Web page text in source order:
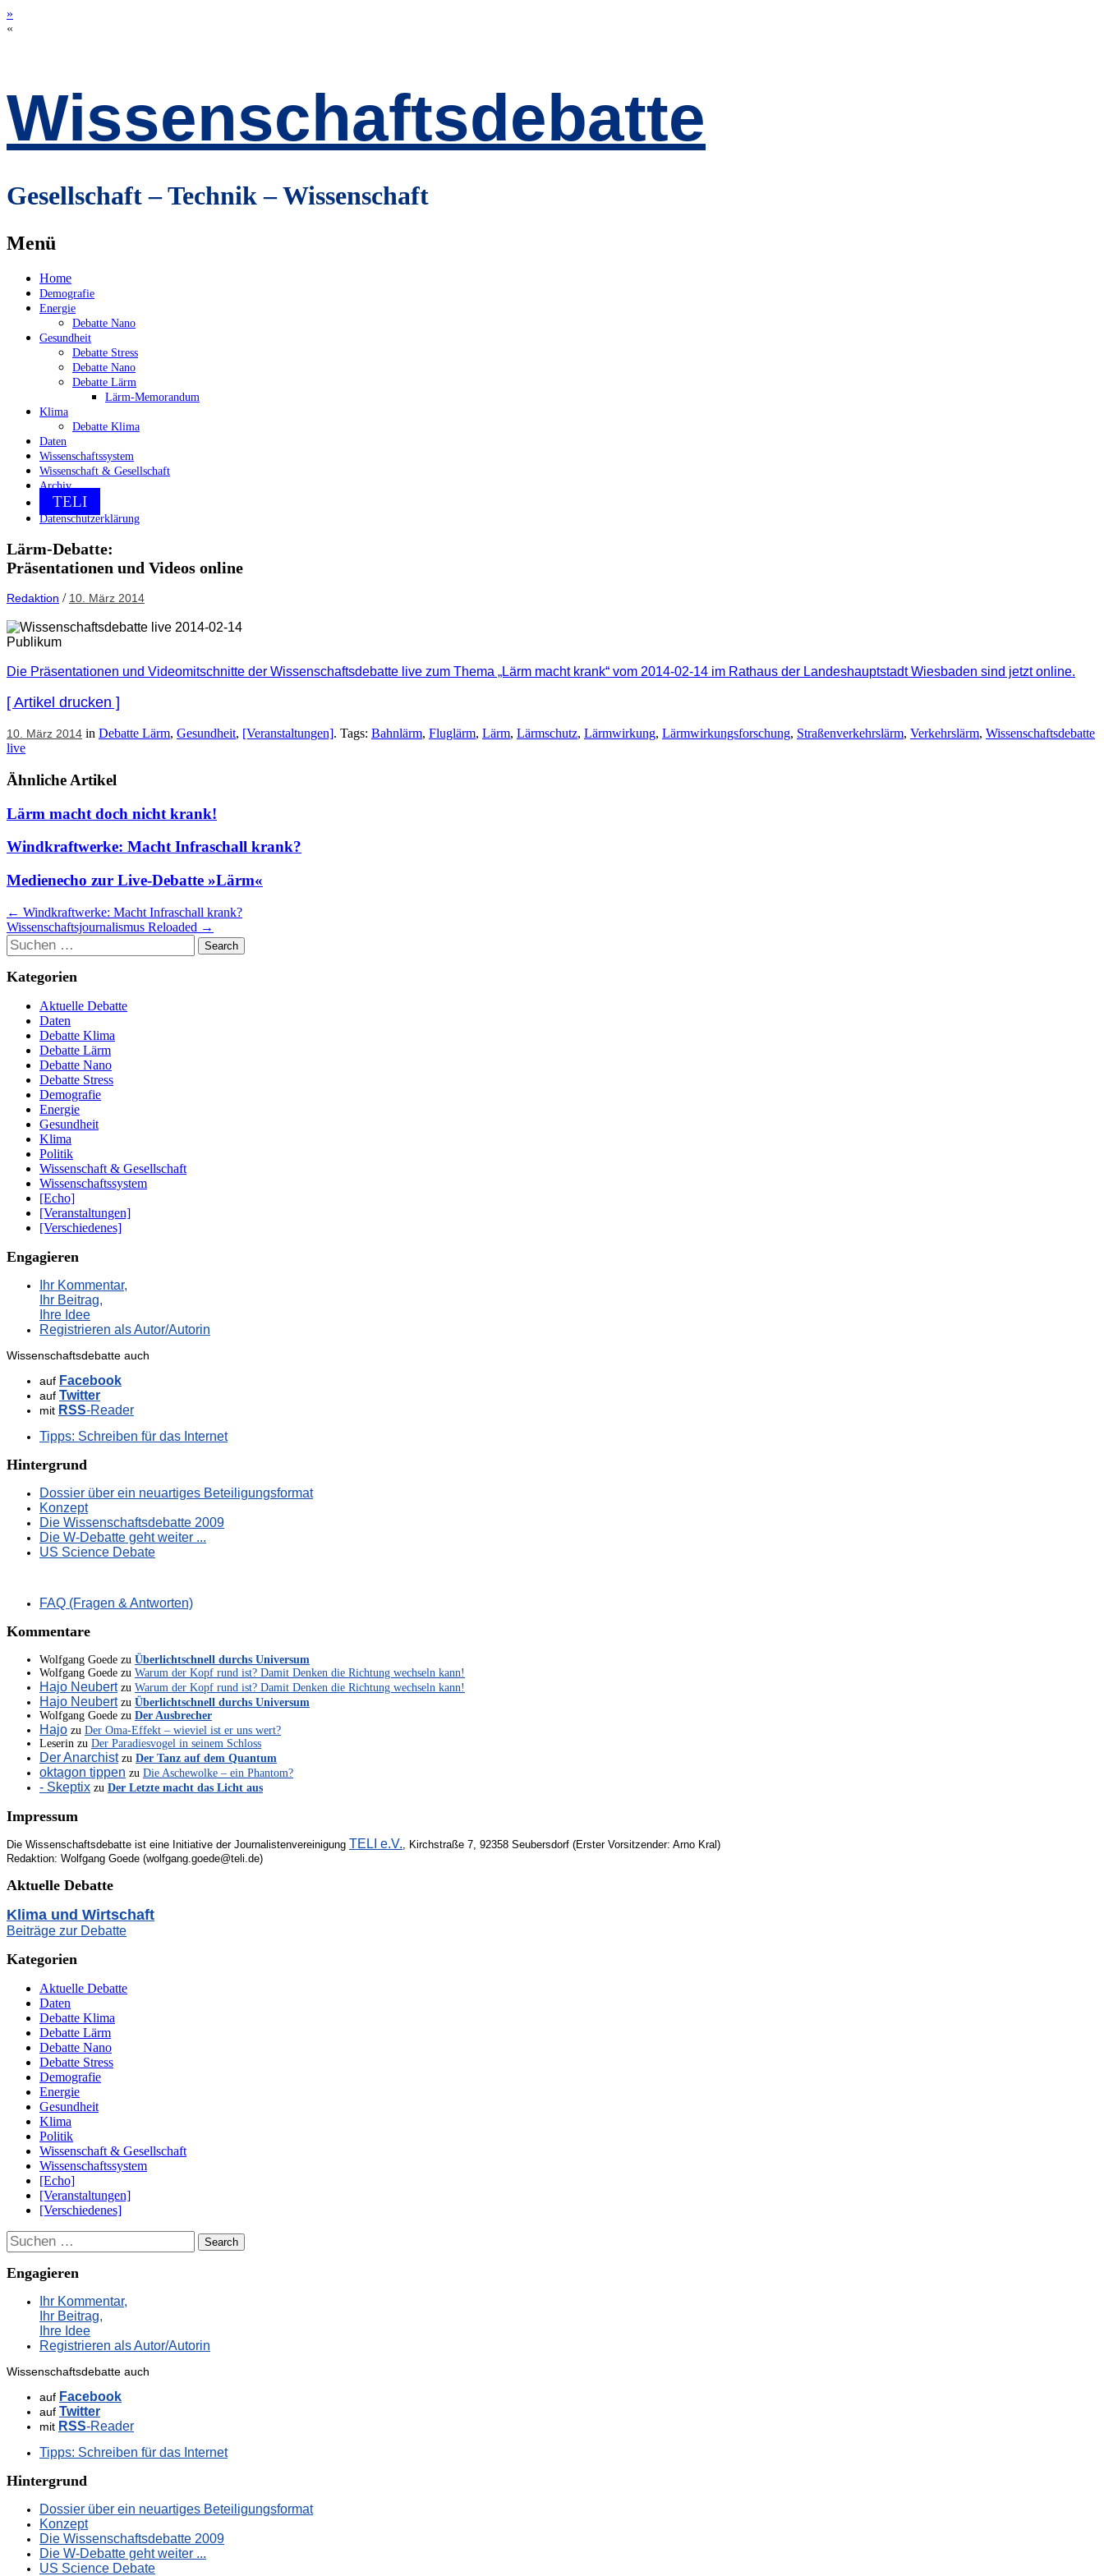
»
«
Wissenschaftsdebatte
Gesellschaft – Technik – Wissenschaft
Menü
Zum
Inhalt
springen
Home
Demografie
Energie
Debatte Nano
Gesundheit
Debatte Stress
Debatte Nano
Debatte Lärm
Lärm-Memorandum
Klima
Debatte Klima
Daten
Wissenschaftssystem
Wissenschaft & Gesellschaft
Archiv
TELI
Datenschutzerklärung
Lärm-Debatte:
Präsentationen und Videos online
Redaktion / 10. März 2014
Die Präsentationen und Videomitschnitte der Wissenschaftsdebatte live zum Thema „Lärm macht krank“ vom 2014-02-14 im Rathaus der Landeshauptstadt Wiesbaden sind jetzt online.
[ Artikel drucken ]
10. März 2014 in Debatte Lärm, Gesundheit, [Veranstaltungen]. Tags: Bahnlärm, Fluglärm, Lärm, Lärmschutz, Lärmwirkung, Lärmwirkungsforschung, Straßenverkehrslärm, Verkehrslärm, Wissenschaftsdebatte
live
Ähnliche Artikel
Lärm macht doch nicht krank!
Windkraftwerke: Macht Infraschall krank?
Medienecho zur Live-Debatte »Lärm«
Artikel
Navigation
← Windkraftwerke: Macht Infraschall krank?
Wissenschaftsjournalismus Reloaded →
Suchen
Kategorien
Aktuelle Debatte
Daten
Debatte Klima
Debatte Lärm
Debatte Nano
Debatte Stress
Demografie
Energie
Gesundheit
Klima
Politik
Wissenschaft & Gesellschaft
Wissenschaftssystem
[Echo]
[Veranstaltungen]
[Verschiedenes]
Engagieren
Ihr Kommentar,
Ihr Beitrag,
Ihre Idee
Registrieren als Autor/Autorin
Wissenschaftsdebatte auch
auf Facebook
auf Twitter
mit RSS-Reader
Tipps: Schreiben für das Internet
Hintergrund
Dossier über ein neuartiges Beteiligungsformat
Konzept
Die Wissenschaftsdebatte 2009
Die W-Debatte geht weiter ...
US Science Debate
FAQ (Fragen & Antworten)
Kommentare
Wolfgang Goede zu Überlichtschnell durchs Universum
Wolfgang Goede zu Warum der Kopf rund ist? Damit Denken die Richtung wechseln kann!
Hajo Neubertzu Warum der Kopf rund ist? Damit Denken die Richtung wechseln kann!
Hajo Neubertzu Überlichtschnell durchs Universum
Wolfgang Goede zu Der Ausbrecher
Hajo zu Der Oma-Effekt – wieviel ist er uns wert?
Leserin zu Der Paradiesvogel in seinem Schloss
Der Anarchistzu Der Tanz auf dem Quantum
oktagon tippen zu Die Aschewolke – ein Phantom?
- Skeptix zu Der Letzte macht das Licht aus
Impressum
Die Wissenschaftsdebatte ist eine Initiative der Journalistenvereinigung TELI e.V., Kirchstraße 7, 92358 Seubersdorf (Erster Vorsitzender: Arno Kral)
Redaktion: Wolfgang Goede (wolfgang.goede@teli.de)
Aktuelle Debatte
Klima und Wirtschaft
Beiträge zur Debatte
Kategorien
Aktuelle Debatte
Daten
Debatte Klima
Debatte Lärm
Debatte Nano
Debatte Stress
Demografie
Energie
Gesundheit
Klima
Politik
Wissenschaft & Gesellschaft
Wissenschaftssystem
[Echo]
[Veranstaltungen]
[Verschiedenes]
Suchen
Engagieren
Ihr Kommentar,
Ihr Beitrag,
Ihre Idee
Registrieren als Autor/Autorin
Wissenschaftsdebatte auch
auf Facebook
auf Twitter
mit RSS-Reader
Tipps: Schreiben für das Internet
Hintergrund
Dossier über ein neuartiges Beteiligungsformat
Konzept
Die Wissenschaftsdebatte 2009
Die W-Debatte geht weiter ...
US Science Debate